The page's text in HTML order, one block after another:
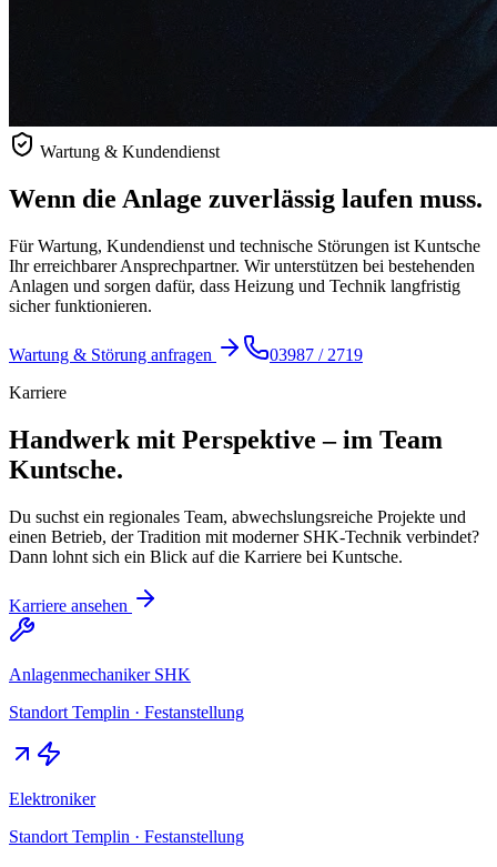
Wartung & Kundendienst
Wenn die Anlage zuverlässig laufen muss.
Für Wartung, Kundendienst und technische Störungen ist Kuntsche
Ihr erreichbarer Ansprechpartner. Wir unterstützen bei bestehenden
Anlagen und sorgen dafür, dass Heizung und Technik langfristig
sicher funktionieren.
Wartung & Störung anfragen
03987 / 2719
Karriere
Handwerk mit Perspektive – im Team
Kuntsche.
Du suchst ein regionales Team, abwechslungsreiche Projekte und
einen Betrieb, der Tradition mit moderner SHK-Technik verbindet?
Dann lohnt sich ein Blick auf die Karriere bei Kuntsche.
Karriere ansehen
Anlagenmechaniker SHK
Standort Templin · Festanstellung
Elektroniker
Standort Templin · Festanstellung